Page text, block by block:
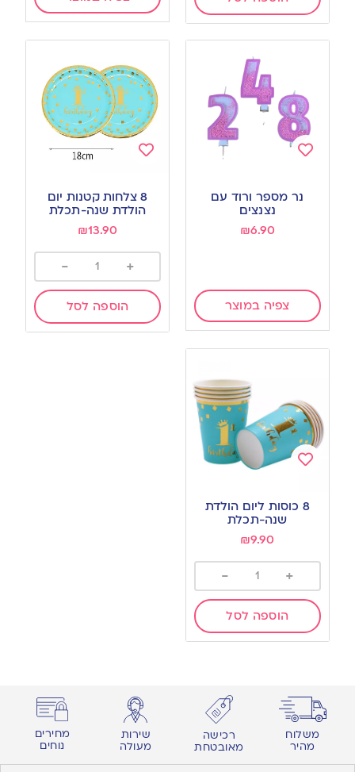
to
wishlist
נר מספר ורוד עם
נצנצים
₪6.90
צפיה במוצר
to
wishlist
8 צלחות קטנות יום
הולדת שנה-תכלת
₪13.90
+
-
הוספה לסל
to
wishlist
8 כוסות ליום הולדת
שנה-תכלת
₪9.90
+
-
הוספה לסל
משלוח
מהיר
רכישה
מאובטחת
שירות
מעולה
מחירים
נוחים